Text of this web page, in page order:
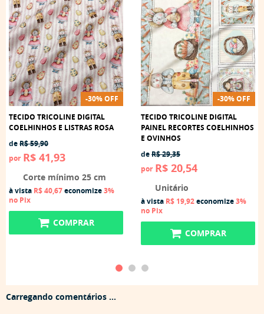
-30% OFF
TECIDO TRICOLINE DIGITAL
COELHINHOS E LISTRAS ROSA
deR$ 59,90
por R$ 41,93
Corte mínimo 25 cm
à vista R$ 40,67economize3%
no Pix
COMPRAR
-30% OFF
TECIDO TRICOLINE DIGITAL
PAINEL RECORTES COELHINHOS
E OVINHOS
deR$ 29,35
por R$ 20,54
Unitário
à vista R$ 19,92economize3%
no Pix
COMPRAR
Carregando comentários ...